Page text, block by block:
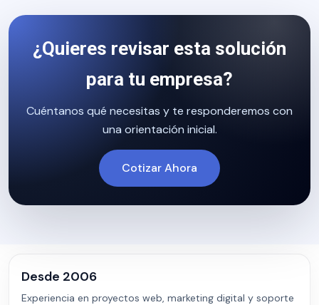
¿Quieres revisar esta solución
para tu empresa?
Cuéntanos qué necesitas y te responderemos con
una orientación inicial.
Cotizar Ahora
Desde 2006
Experiencia en proyectos web, marketing digital y soporte